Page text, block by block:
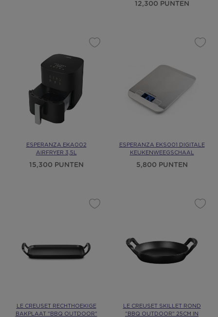
12,300 PUNTEN
ESPERANZA EKA002
AIRFRYER 3,5L
15,300 PUNTEN
ESPERANZA EKS001 DIGITALE
KEUKENWEEGSCHAAL
5,800 PUNTEN
LE CREUSET RECHTHOEKIGE
BAKPLAAT "BBQ OUTDOOR"
LE CREUSET SKILLET ROND
"BBQ OUTDOOR" 25CM IN